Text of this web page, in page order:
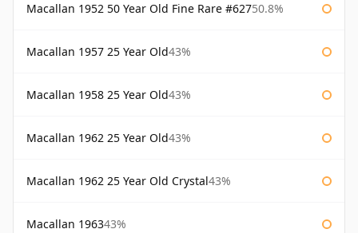
Macallan 1952 50 Year Old Fine Rare #62750.8%
Macallan 1957 25 Year Old43%
Macallan 1958 25 Year Old43%
Macallan 1962 25 Year Old43%
Macallan 1962 25 Year Old Crystal43%
Macallan 196343%